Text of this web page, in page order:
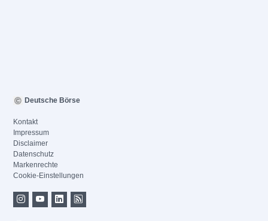
Deutsche Börse
Kontakt
Impressum
Disclaimer
Datenschutz
Markenrechte
Cookie-Einstellungen